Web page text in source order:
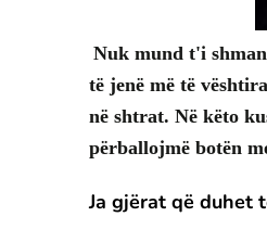
Nuk mund t'i
të jenë më të
në shtrat. Në këto
përballojmë botën
Ja gjërat që duhet